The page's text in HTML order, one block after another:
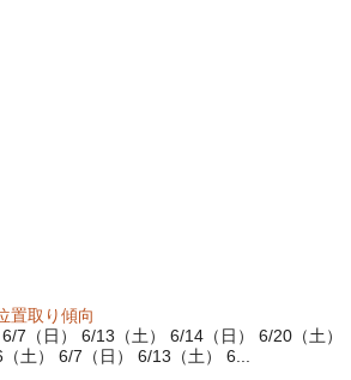
置取り傾向
7（日） 6/13（土） 6/14（日） 6/20（土）
土） 6/7（日） 6/13（土） 6...